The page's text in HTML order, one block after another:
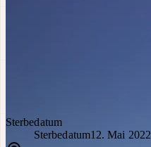
Sterbedatum
Sterbedatum12. Mai 2022